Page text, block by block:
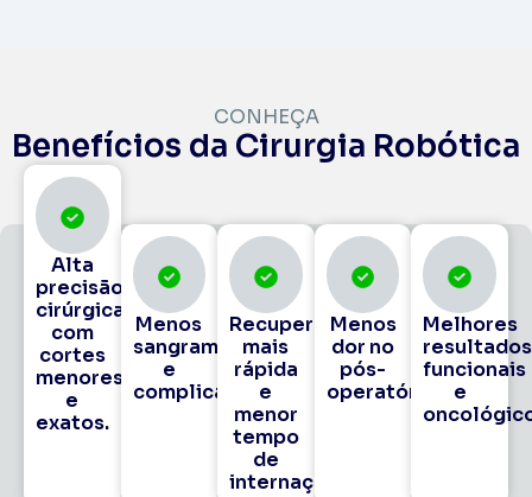
CONHEÇA
Benefícios da Cirurgia Robótica
Alta
precisão
cirúrgica
com
cortes
menores
e
exatos.
Menos
sangramento
e
complicações.
Recuperação
mais
rápida
e
menor
tempo
de
internação.
Menos
dor no
pós-
operatório.
Melhores
resultados
funcionais
e